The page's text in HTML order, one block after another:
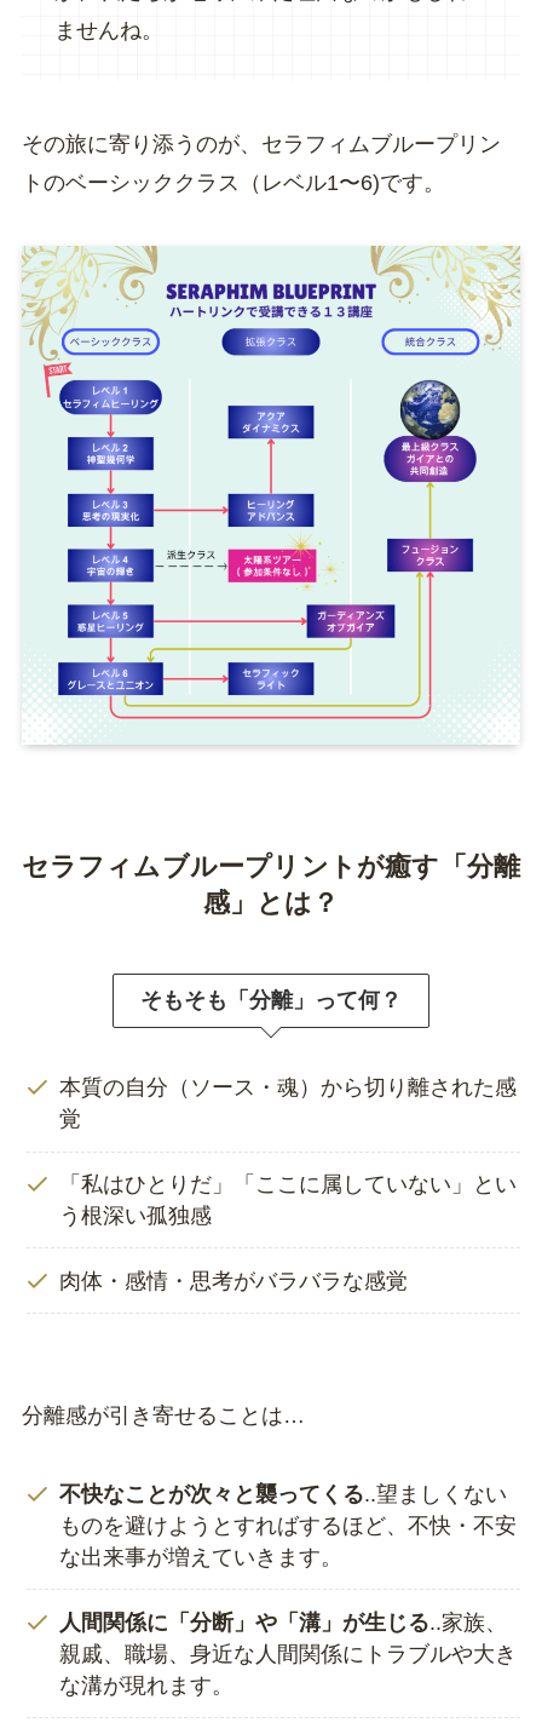
ませんね。
その旅に寄り添うのが、セラフィムブループリン
トのベーシッククラス（レベル1〜6)です。
セラフィムブループリントが癒す「分離
感」とは？
そもそも「分離」って何？
本質の自分（ソース・魂）から切り離された感
覚
「私はひとりだ」「ここに属していない」とい
う根深い孤独感
肉体・感情・思考がバラバラな感覚
分離感が引き寄せることは…
不快なことが次々と襲ってくる..望ましくない
ものを避けようとすればするほど、不快・不安
な出来事が増えていきます。
人間関係に「分断」や「溝」が生じる..家族、
親戚、職場、身近な人間関係にトラブルや大き
な溝が現れます。